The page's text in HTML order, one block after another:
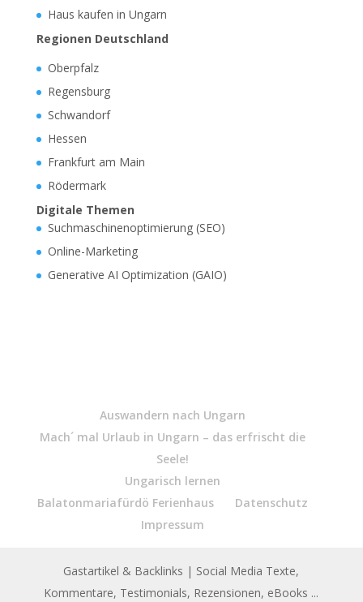
Haus kaufen in Ungarn
Regionen Deutschland
Oberpfalz
Regensburg
Schwandorf
Hessen
Frankfurt am Main
Rödermark
Digitale Themen
Suchmaschinenoptimierung (SEO)
Online-Marketing
Generative AI Optimization (GAIO)
Auswandern nach Ungarn
Mach´ mal Urlaub in Ungarn – das erfrischt die
Seele!
Ungarisch lernen
Balatonmariafürdö Ferienhaus
Datenschutz
Impressum
Gastartikel & Backlinks | Social Media Texte,
Kommentare, Testimonials, Rezensionen, eBooks ...